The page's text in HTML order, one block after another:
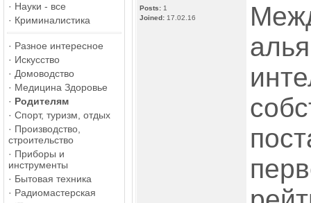
· Науки - все
· Криминалистика
· Разное интересное
· Искусство
· Домоводство
· Медицина Здоровье
· Родителям
· Спорт, туризм, отдых
· Производство,
строительство
· Приборы и
инструменты
· Бытовая техника
· Радиомастерская
Posts: 1
Joined: 17.02.16